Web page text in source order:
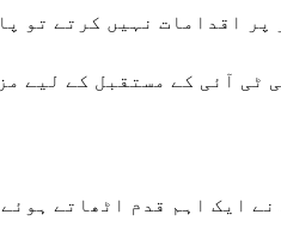
اقدامات نہیں کرتے تو
ٹی آئی کے مستقبل کے لیے
ایک اہم قدم اٹھاتے